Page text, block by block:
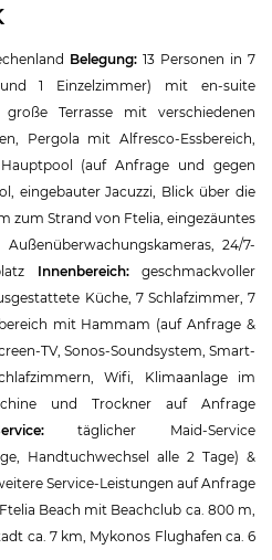
Belegung: 13 Personen in 7
1 Einzelzimmer) mit en-suite
große Terrasse mit verschiedenen
Pergola mit Alfresco-Essbereich,
(auf Anfrage und gegen
eingebauter Jacuzzi, Blick über die
zum Strand von Ftelia, eingezäuntes
24/7-
Innenbereich:geschmackvoller
Küche, 7 Schlafzimmer, 7
mit Hammam (auf Anfrage &
TV, Sonos-Soundsystem, Smart-
Wifi, Klimaanlage im
und Trockner auf Anfrage
täglicher Maid-Service
Handtuchwechsel alle 2 Tage) &
Service-Leistungen auf Anfrage
Ftelia Beach mit Beachclub ca. 800 m,
ca. 7 km, Mykonos Flughafen ca. 6